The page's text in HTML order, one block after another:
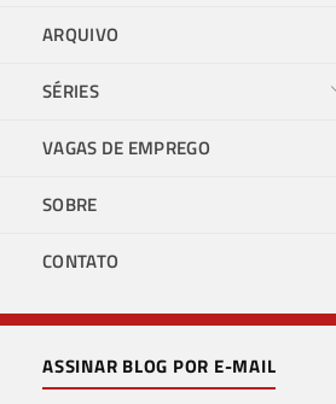
ARQUIVO
SÉRIES
VAGAS DE EMPREGO
SOBRE
CONTATO
ASSINAR BLOG POR E-MAIL